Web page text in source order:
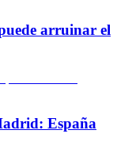
arruinar el
España